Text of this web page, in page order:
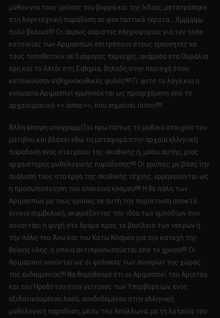
μύθου για τους γρύπες του βορρά και της Ινδίας, μετατράπηκε
στη λογοτεχνική παράδοση σε φανταστικά τέρατα….Χμμμμμμ
πολύ βολικό!!!! Οι άκρως αόριστες πληροφορίες για τον τόπο
κατοικίας των Αριμασπών επιτρέπουν στους ερευνητές να
τους τοποθετούν σε διάφορες περιοχές, ανάμεσα στα Ουράλια
όρη και το Αλτάι στη Σιβηρία, δηλαδή στην περιοχή όπου
κατοικούσαν σιβηροσκυθικές φυλές!!!! Γι’ αυτό το λόγο και η
ονομασία Αριμασποί ερμηνεύεται ως προερχόμενη από το
αρχαιοϊρανικό << άσπα >>, που σημαίνει ίππος!!!!
Άλλη άποψη υπογραμμίζει πρωτίστως το μυθικό στοιχείο του
μοτίβου και βλέπει εδώ τη μεταφορά στην αρχαία ελληνική
παράδοση ενός στοιχείου της σκυθικής ή, μέσω αυτής, μιας
αρχαιότερης μυθολογικής παράδοσης!!!! Οι γρύπες, με βάση την
ανάλυσή τους στα έργα της σκυθικής τέχνης, ερμηνεύονται ως
η προσωποποίηση του επέκεινα κόσμου!!!! Η δε πάλη των
Αριμασπών με τους γρύπες σε αυτή την περίπτωση αποκτά
έννοια συμβολική, εκφράζοντας την ιδέα των εμποδίων που
συναντάει η ψυχή στο δρόμο προς το βασίλειο των νεκρών ή
την πάλη του Άνω και του Κάτω Κόσμου για την κατοχή της
θεϊκής ύλης, η οποία αντιπροσωπεύεται από το χρυσό!!!! Οι
Αριμασποί νοούνται ως οι φύλακες των συνόρων της χώρας
της ευδαιμονίας!!! Να θυμηθούμε ότι οι Αριμασποί του Αριστέα
και του Ηροδότου ήταν γείτονες των Υπερβορείων, ενός
εξιδανικευμένου λαού, συνδεδεμένου στην ελληνική
μυθολογική παράδοση, μέσω του Απόλλωνα, με τη λατρεία του